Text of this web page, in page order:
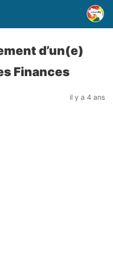
d’un(e)
Finances
il y a 4 ans